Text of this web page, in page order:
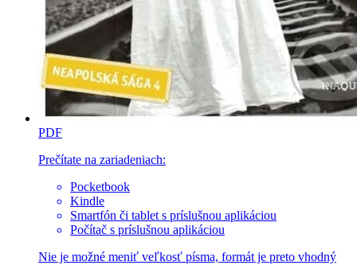
PDF
Prečítate na zariadeniach:
Pocketbook
Kindle
Smartfón či tablet s príslušnou aplikáciou
Počítač s príslušnou aplikáciou
Nie je možné meniť veľkosť písma, formát je preto vhodný